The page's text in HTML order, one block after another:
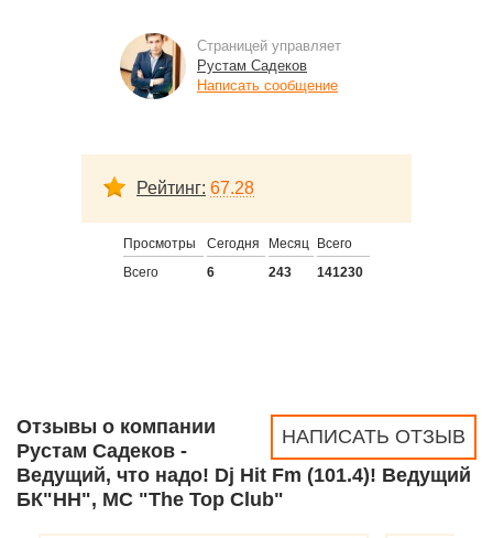
Страницей управляет
Рустам Садеков
Написать сообщение
Рейтинг: 67.28
Просмотры Сегодня Месяц
Всего
Всего
6 243 141230
НАПИСАТЬ ОТЗЫВ
Отзывы о компании
Рустам Садеков -
Ведущий, что надо! Dj Hit Fm (101.4)! Ведущий
БК"НН", МС "The Top Club"